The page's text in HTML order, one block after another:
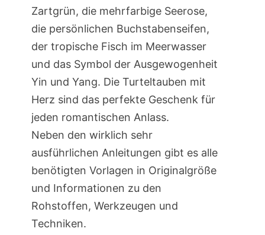
Zartgrün, die mehrfarbige Seerose,
die persönlichen Buchstabenseifen,
der tropische Fisch im Meerwasser
und das Symbol der Ausgewogenheit
Yin und Yang. Die Turteltauben mit
Herz sind das perfekte Geschenk für
jeden romantischen Anlass.
Neben den wirklich sehr
ausführlichen Anleitungen gibt es alle
benötigten Vorlagen in Originalgröße
und Informationen zu den
Rohstoffen, Werkzeugen und
Techniken.